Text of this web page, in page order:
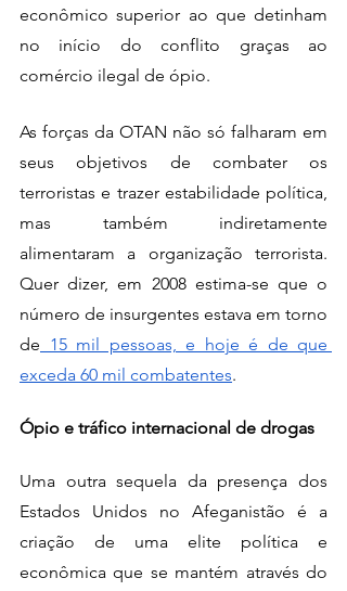
econômico superior ao que detinham
no início do conflito graças ao
comércio ilegal de ópio.
As forças da OTAN não só falharam em
seus objetivos de combater os
terroristas e trazer estabilidade política,
mas também indiretamente
alimentaram a organização terrorista.
Quer dizer, em 2008 estima-se que o
número de insurgentes estava em torno
de 15 mil pessoas, e hoje é de que
exceda 60 mil combatentes.
Ópio e tráfico internacional de drogas
Uma outra sequela da presença dos
Estados Unidos no Afeganistão é a
criação de uma elite política e
econômica que se mantém através do